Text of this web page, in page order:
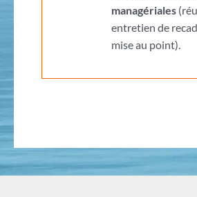
managériales
entretien de
mise au point).